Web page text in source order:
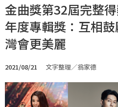
金曲獎第32屆完整
年度專輯獎：互相
灣會更美麗
2021/08/21 文字整理／翁家德